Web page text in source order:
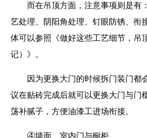
而在吊顶方面，注意事项则是有
艺处理、阴阳角处理、钉眼防锈、衔
体可以参照《做好这些工艺细节，吊
记）》。
因为更换大门的时候拆门装门都
议在贴砖完成后就可以更换大门与门
荡补腻子，方便油漆工进场衔接。
④墙面、室内门与橱柜